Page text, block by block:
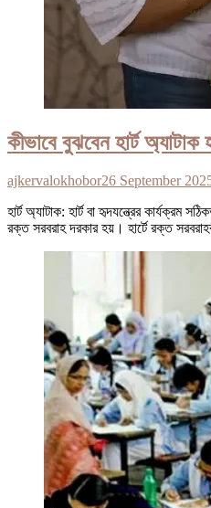
কীভাবে বুঝবেন হার্ট
ajkervalokhobor26 September
হার্ট অ্যাটাক: হার্ট বা হৃদযন্ত্রের কার্যক্রম
রক্ত সরবরাহ দরকার হয়। হার্টে রক্ত